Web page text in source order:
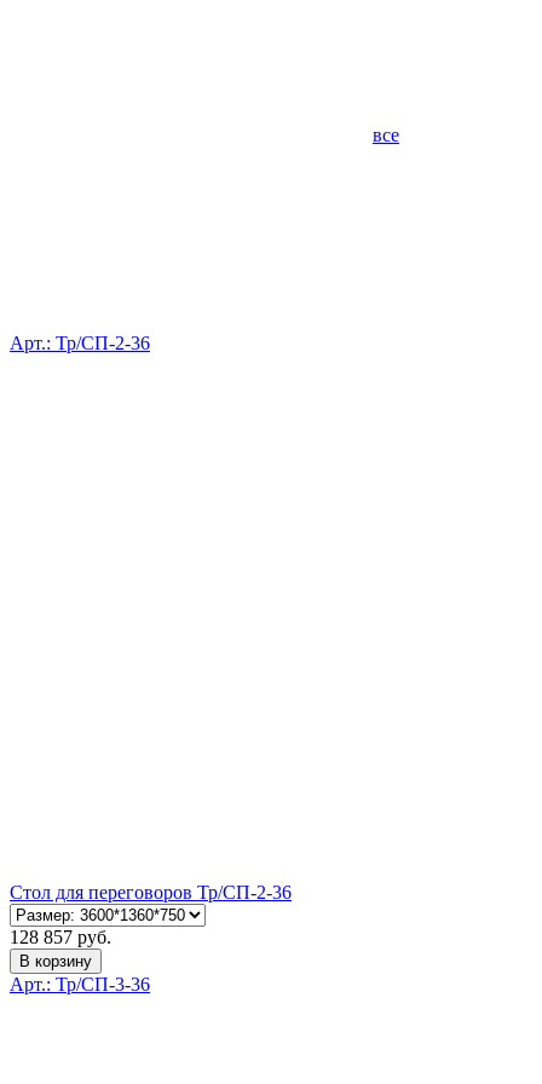
все
Арт.: Тр/СП-2-36
Стол для переговоров Тр/СП-2-36
128 857 руб.
В корзину
Арт.: Тр/СП-3-36